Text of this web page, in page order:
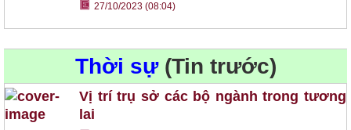
27/10/2023 (08:04)
Thời sự(Tin trước)
Vị trí trụ sở các bộ ngành trong tương
lai